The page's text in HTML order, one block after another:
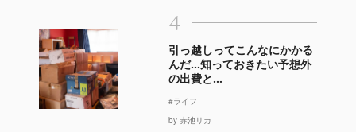
4
引っ越しってこんなにかかる
んだ…知っておきたい予想外
の出費と...
#ライフ
by 赤池リカ